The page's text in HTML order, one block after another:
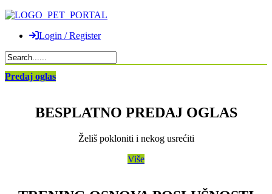
Login / Register
Predaj oglas
BESPLATNO PREDAJ OGLAS
Želiš pokloniti i nekog usrećiti
Više